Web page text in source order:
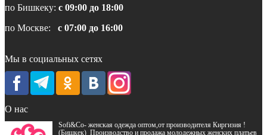
по Бишкеку: с 09:00 до 18:00
по Москве: с 07:00 до 16:00
Мы в социальных сетях
О нас
Sofi&Co- женская одежда оптом,от производителя Киргизия !
(Бишкек) Производство и продажа молодежных женских платьев